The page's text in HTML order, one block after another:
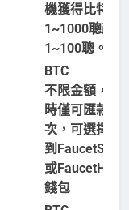
機獲得比特幣
1~1000聰改為
1~100聰。
BTC
不限金額，每
時僅可匯款一
次，可選擇匯
到
或FaucetHub
錢包